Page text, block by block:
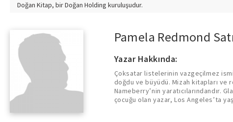
Doğan Kitap, birDoğan Holding kuruluşudur.
Pamela Redmond
Yazar Hakkında:
Çoksatar listelerinin vazgeçilmez
doğdu ve büyüdü. Mizah kitapları ve
Nameberry’nin yaratıcılarındandır.
çocuğu olan yazar, Los Angeles’ta